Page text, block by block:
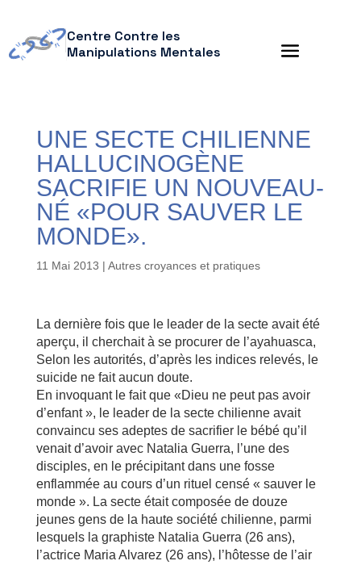
Centre Contre les
Manipulations Mentales
UNE SECTE CHILIENNE
HALLUCINOGÈNE
SACRIFIE UN NOUVEAU-
NÉ «POUR SAUVER LE
MONDE».
11 Mai 2013 | Autres croyances et pratiques
La dernière fois que le leader de la secte avait été
aperçu, il cherchait à se procurer de l’ayahuasca,
Selon les autorités, d’après les indices relevés, le
suicide ne fait aucun doute.
En invoquant le fait que «Dieu ne peut pas avoir
d’enfant », le leader de la secte chilienne avait
convaincu ses adeptes de sacrifier le bébé qu’il
venait d’avoir avec Natalia Guerra, l’une des
disciples, en le précipitant dans une fosse
enflammée au cours d’un rituel censé « sauver le
monde ». La secte était composée de douze
jeunes gens de la haute société chilienne, parmi
lesquels la graphiste Natalia Guerra (26 ans),
l’actrice Maria Alvarez (26 ans), l’hôtesse de l’air